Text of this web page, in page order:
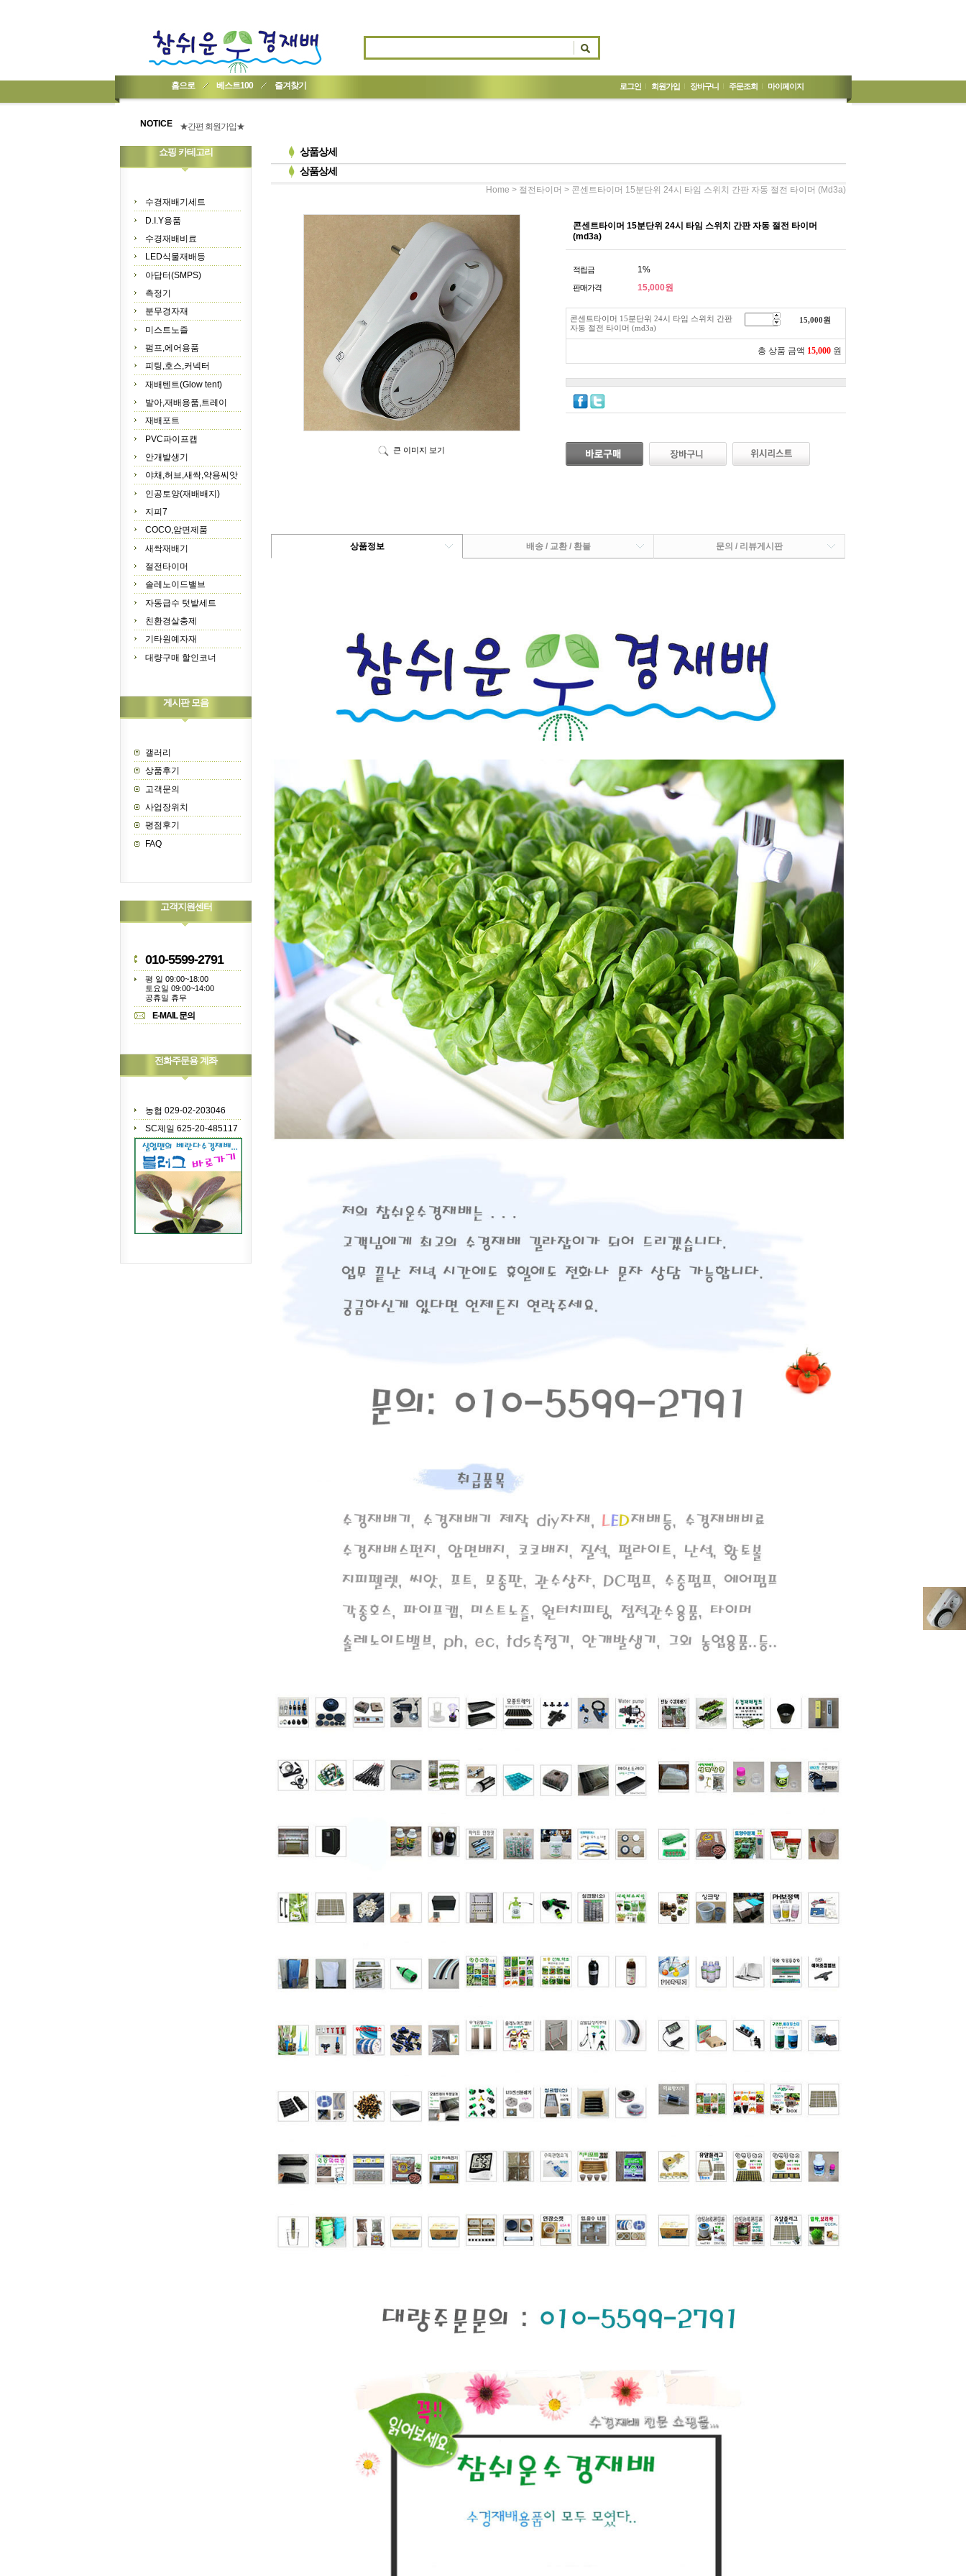
홈으로 베스트100 즐겨찾기 로그인 회원가입 장바구니 주문조회 마이페이지
NOTICE
★기업회원가입 방법..
★간편 회원가입★
쇼핑 카테고리
수경재배기세트
D.I.Y용품
수경재배비료
LED식물재배등
아답터(SMPS)
측정기
분무경자재
미스트노즐
펌프,에어용품
피팅,호스,커넥터
재배텐트(Glow tent)
발아,재배용품,트레이
재배포트
PVC파이프캡
안개발생기
야채,허브,새싹,약용씨앗
인공토양(재배배지)
지피7
COCO,암면제품
새싹재배기
절전타이머
솔레노이드밸브
자동급수 텃밭세트
친환경살충제
기타원예자재
대량구매 할인코너
게시판 모음
갤러리
상품후기
고객문의
사업장위치
평점후기
FAQ
고객지원센터
010-5599-2791
평 일 09:00~18:00
토요일 09:00~14:00
공휴일 휴무
E-MAIL 문의
전화주문용 계좌
농협 029-02-203046
SC제일 625-20-485117
상품상세
상품상세
Home > 절전타이머 > 콘센트타이머 15분단위 24시 타임 스위치 간판 자동 절전 타이머 (md3a)
큰 이미지 보기
콘센트타이머 15분단위 24시 타임 스위치 간판 자동 절전 타이머
(md3a)
적립금 1%
판매가격 15,000원
콘센트타이머 15분단위 24시 타임 스위치 간판
자동 절전 타이머 (md3a)
15,000원
총 상품 금액 15,000 원
상품정보 배송 / 교환 / 환불 문의 / 리뷰게시판